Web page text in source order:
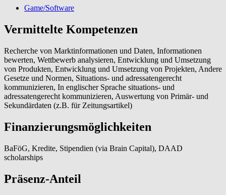
Game/Software
Vermittelte Kompetenzen
Recherche von Marktinformationen und Daten, Informationen
bewerten, Wettbewerb analysieren, Entwicklung und Umsetzung
von Produkten, Entwicklung und Umsetzung von Projekten, Andere
Gesetze und Normen, Situations- und adressatengerecht
kommunizieren, In englischer Sprache situations- und
adressatengerecht kommunizieren, Auswertung von Primär- und
Sekundärdaten (z.B. für Zeitungsartikel)
Finanzierungsmöglichkeiten
BaFöG, Kredite, Stipendien (via Brain Capital), DAAD
scholarships
Präsenz-Anteil